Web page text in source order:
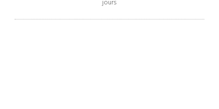
jours